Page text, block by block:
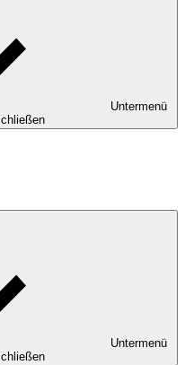
Untermenü
Untermenü